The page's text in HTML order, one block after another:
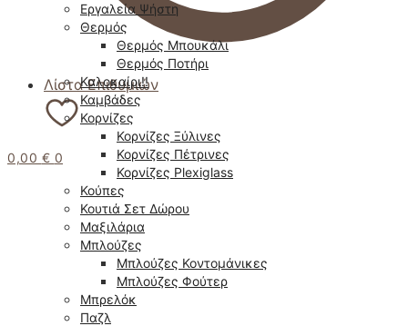
Λίστα Επιθυμιών
0,00 € 0
Εργαλεία Ψήστη
Θερμός
Θερμός Μπουκάλι
Θερμός Ποτήρι
Καλοκαίρι!!
Καμβάδες
Κορνίζες
Κορνίζες Ξύλινες
Κορνίζες Πέτρινες
Κορνίζες Plexiglass
Κούπες
Κουτιά Σετ Δώρου
Μαξιλάρια
Μπλούζες
Μπλούζες Κοντομάνικες
Μπλούζες Φούτερ
Μπρελόκ
Παζλ